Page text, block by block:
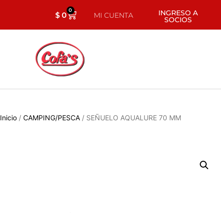
$0 0
MI CUENTA INGRESO A
SOCIOS
Inicio / CAMPING/PESCA / SEÑUELO AQUALURE 70 MM